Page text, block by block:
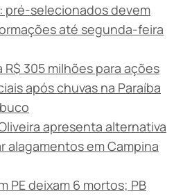
pré-selecionados devem
até segunda-feira
R$ 305 milhões para ações
após chuvas na Paraíba
apresenta alternativa
alagamentos em Campina
PE deixam 6 mortos; PB